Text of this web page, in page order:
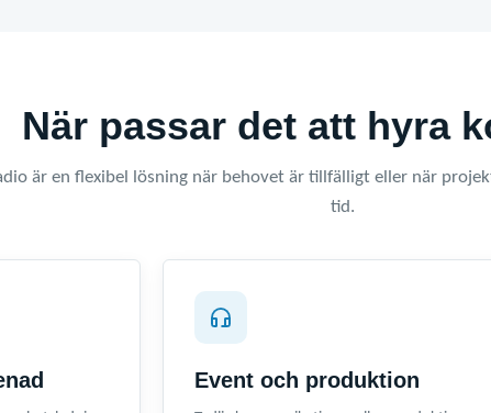
När passar det att hyra
är en flexibel lösning när behovet är tillfälligt eller när
tid.
Event och produktion